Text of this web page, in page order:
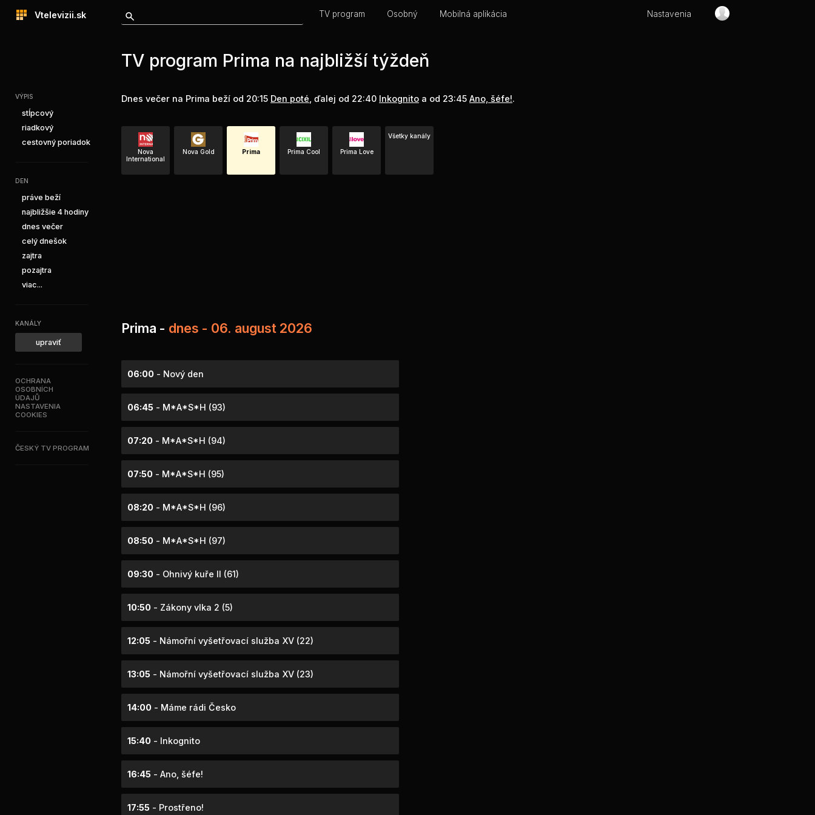
Vtelevizii.sk TV program Osobný Mobilná aplikácia Nastavenia
VÝPIS
stĺpcový
riadkový
cestovný poriadok
DEN
práve beží
najbližšie 4 hodiny
dnes večer
celý dnešok
zajtra
pozajtra
viac...
KANÁLY
upraviť
OCHRANA
OSOBNÍCH
ÚDAJŮ
NASTAVENIA
COOKIES
ČESKÝ TV PROGRAM
TV program Prima na najbližší týždeň
Dnes večer na Prima beží od 20:15 Den poté , ďalej od 22:40 Inkognito a od 23:45 Ano, šéfe!.
Nova
International
Nova Gold Prima Prima Cool Prima Love
Všetky kanály
Prima - dnes - 06. august 2026
06:00 - Nový den
06:45 - M*A*S*H (93)
07:20 - M*A*S*H (94)
07:50 - M*A*S*H (95)
08:20 - M*A*S*H (96)
08:50 - M*A*S*H (97)
09:30 - Ohnivý kuře II (61)
10:50 - Zákony vlka 2 (5)
12:05 - Námořní vyšetřovací služba XV (22)
13:05 - Námořní vyšetřovací služba XV (23)
14:00 - Máme rádi Česko
15:40 - Inkognito
16:45 - Ano, šéfe!
17:55 - Prostřeno!